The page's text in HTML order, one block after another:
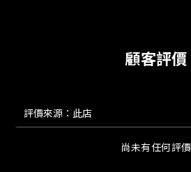
顧客評價
尚未有任何評價